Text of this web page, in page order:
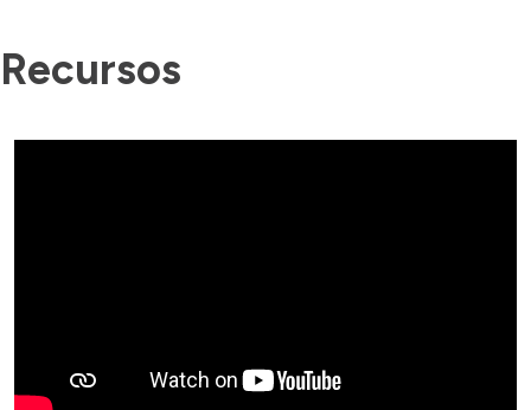
Recursos